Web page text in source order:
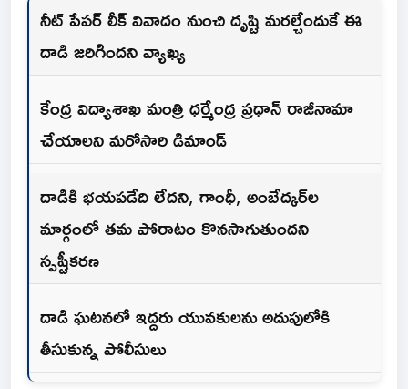
నీట్ పేపర్ లీక్ వివాదం నుంచి దృష్టి మరల్చేందుకే ఈ
దాడి జరిగిందని వ్యాఖ్య
కేంద్ర విద్యాశాఖ మంత్రి ధర్మేంద్ర ప్రధాన్ రాజీనామా
చేయాలని మరోసారి డిమాండ్
దాడికి భయపడేది లేదని, గాంధీ, అంబేద్కర్‌ల
మార్గంలో తమ పోరాటం కొనసాగుతుందని
స్పష్టీకరణ
దాడి ఘటనలో ఇద్దరు యువకులను అదుపులోకి
తీసుకున్న పోలీసులు